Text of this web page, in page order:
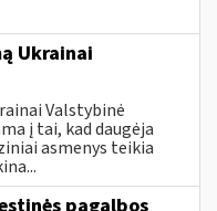
Ukrainai
Valstybinė
į tai, kad daugėja
asmenys teikia
pagalbos